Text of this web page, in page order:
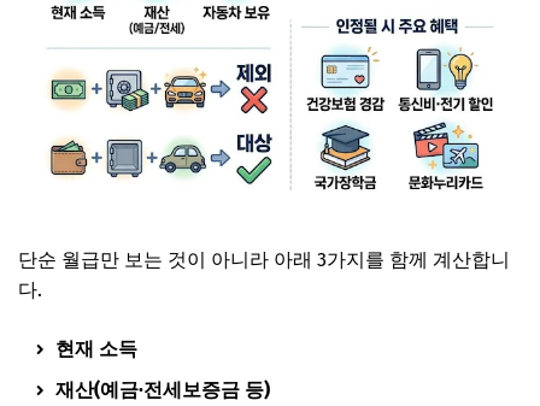
단순 월급만 보는 것이 아니라 아래 3가지를 함께 계산합니
다.
현재 소득
재산(예금·전세보증금 등)